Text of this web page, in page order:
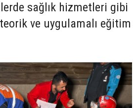
sağlık hizmetleri gibi
ve uygulamalı eğitim